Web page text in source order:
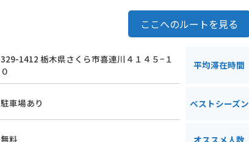
ここへのルートを見る
329-1412 栃木県さくら市喜連川４１４５−１
０
平均滞在時間
駐車場あり ベストシーズン
無料